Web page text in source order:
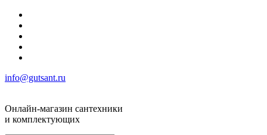
info@gutsant.ru
Онлайн-магазин сантехники
и комплектующих